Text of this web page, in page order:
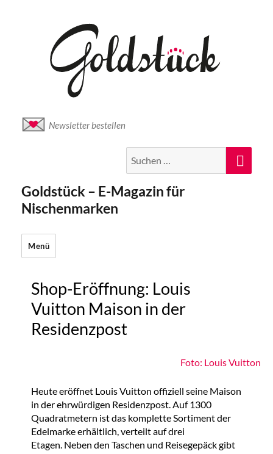
Newsletter bestellen
nach:
Goldstück – E-Magazin für
Nischenmarken
Menü
Shop-Eröffnung: Louis
Vuitton Maison in der
Residenzpost
Foto: Louis Vuitton
Heute eröffnet Louis Vuitton offiziell seine Maison
in der ehrwürdigen Residenzpost. Auf 1300
Quadratmetern ist das komplette Sortiment der
Edelmarke erhältlich, verteilt auf drei
Etagen. Neben den Taschen und Reisegepäck gibt